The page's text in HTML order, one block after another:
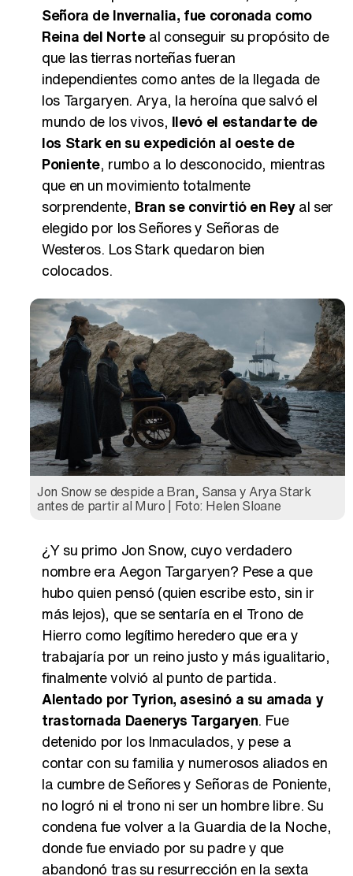
Señora de Invernalia, fue coronada como
Reina del Norteal conseguir su propósito de
que las tierras norteñas fueran
independientes como antes de la llegada de
los Targaryen. Arya, la heroína que salvó el
mundo de los vivos, llevó el estandarte de
los Stark en su expedición al oeste de
Poniente, rumbo a lo desconocido, mientras
que en un movimiento totalmente
sorprendente, Bran se convirtió en Reyal ser
elegido por los Señores y Señoras de
Westeros. Los Stark quedaron bien
colocados.
Jon Snow se despide a Bran, Sansa y Arya Stark
antes de partir al Muro | Foto: Helen Sloane
¿Y su primo Jon Snow, cuyo verdadero
nombre era Aegon Targaryen? Pese a que
hubo quien pensó (quien escribe esto, sin ir
más lejos), que se sentaría en el Trono de
Hierro como legítimo heredero que era y
trabajaría por un reino justo y más igualitario,
finalmente volvió al punto de partida.
Alentado por Tyrion, asesinó a su amada y
trastornada Daenerys Targaryen. Fue
detenido por los Inmaculados, y pese a
contar con su familia y numerosos aliados en
la cumbre de Señores y Señoras de Poniente,
no logró ni el trono ni ser un hombre libre. Su
condena fue volver a la Guardia de la Noche,
donde fue enviado por su padre y que
abandonó tras su resurrección en la sexta